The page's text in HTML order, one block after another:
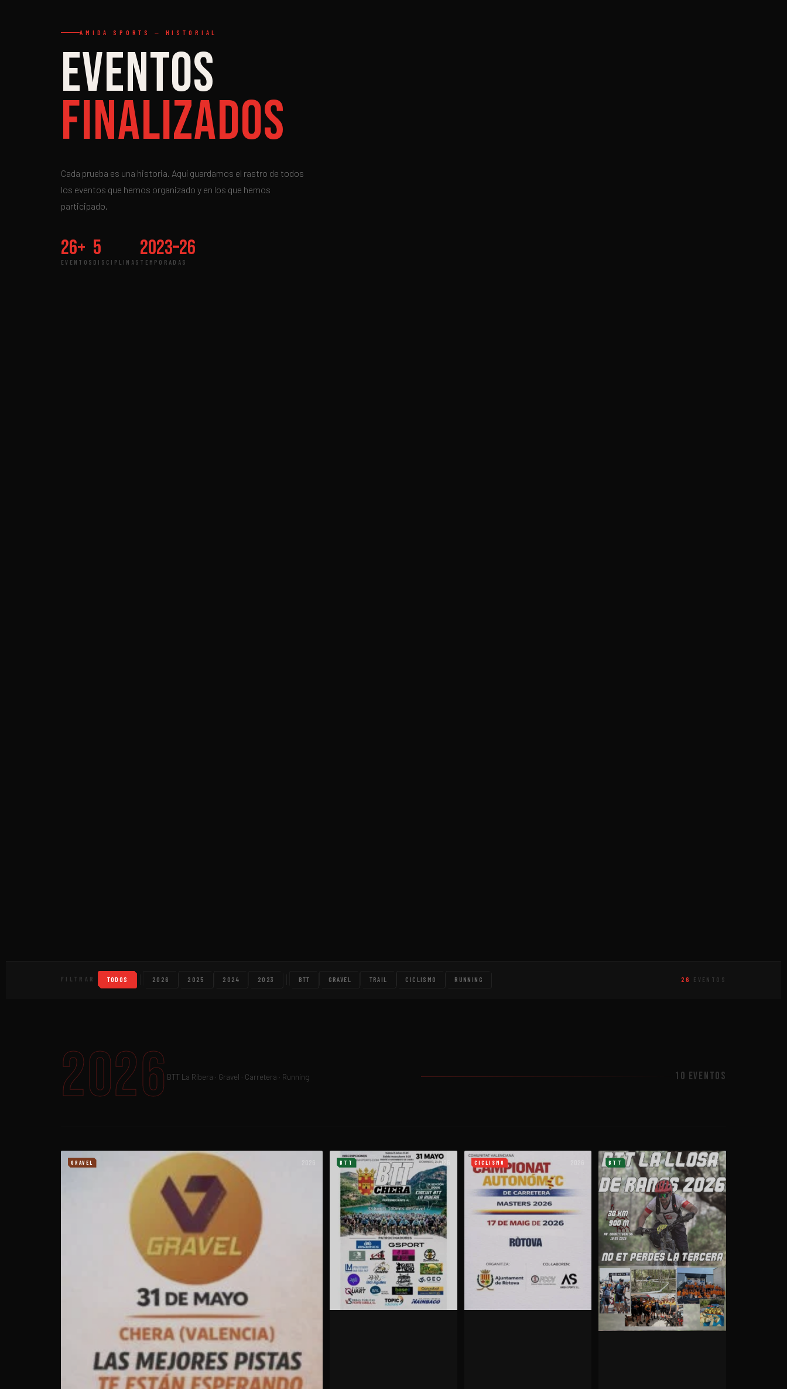
AMIDA SPORTS — HISTORIAL
Eventos
Finalizados
Cada prueba es una historia. Aquí guardamos el rastro de todos
los eventos que hemos organizado y en los que hemos
participado.
26+
EVENTOS
5
DISCIPLINAS
2023–26
TEMPORADAS
FILTRAR TODOS 2026 2025 2024 2023 BTT GRAVEL TRAIL CICLISMO RUNNING 26 EVENTOS
2026 BTT La Ribera · Gravel · Carretera · Running 10 eventos
GRAVEL BTT 2026 CICLISMO BTT 2026